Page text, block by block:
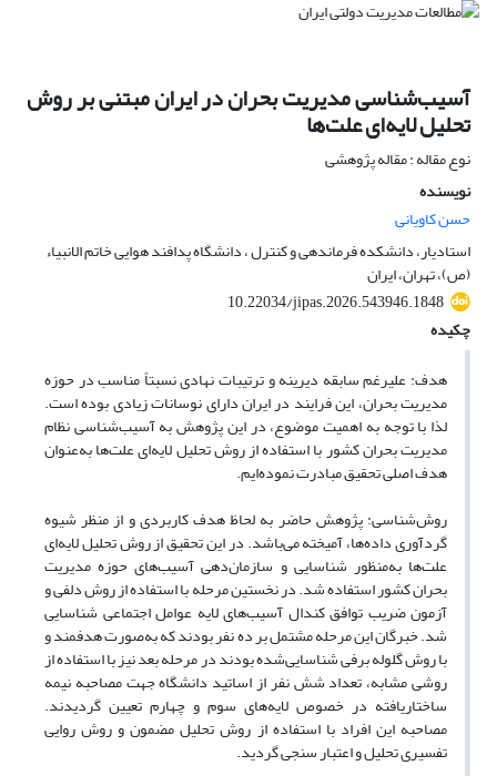
آسیب‌شناسی مدیریت بحران در ایران مبتنی بر روش
تحلیل لایه‌ای علت‌ها
نوع مقاله : مقاله پژوهشی
نویسنده
حسن کاویانی
استادیار، دانشکده فرماندهی و کنترل ، دانشگاه پدافند هوایی خاتم الانبیاء
(ص)، تهران، ایران
10.22034/jipas.2026.543946.1848
چکیده
هدف: علیرغم سابقه دیرینه و ترتیبات نهادی نسبتاً مناسب در حوزه
مدیریت بحران، این فرایند در ایران دارای نوسانات زیادی بوده است.
لذا با توجه به اهمیت موضوع، در این پژوهش به آسیب‌شناسی نظام
مدیریت بحران کشور با استفاده از روش تحلیل لایه‌ای علت‌ها به‌عنوان
هدف اصلی تحقیق مبادرت نموده‌ایم.
روش‌شناسی: پژوهش حاضر به لحاظ هدف کاربردی و از منظر شیوه
گردآوری داده‌ها، آمیخته می‌باشد. در این تحقیق از روش تحلیل لایه‌ای
علت‌ها به‌منظور شناسایی و سازمان‌دهی آسیب‌های حوزه مدیریت
بحران کشور استفاده شد. در نخستین مرحله با استفاده از روش دلفی و
آزمون ضریب توافق کندال آسیب‌های لایه عوامل اجتماعی شناسایی
شد. خبرگان این مرحله مشتمل بر ده نفر بودند که به‌صورت هدفمند و
با روش گلوله برفی شناسایی‌شده بودند در مرحله بعد نیز با استفاده از
روشی مشابه، تعداد شش نفر از اساتید دانشگاه جهت مصاحبه نیمه
ساختاریافته در خصوص لایه‌های سوم و چهارم تعیین گردیدند.
مصاحبه این افراد با استفاده از روش تحلیل مضمون و روش روایی
تفسیری تحلیل و اعتبار سنجی گردید.